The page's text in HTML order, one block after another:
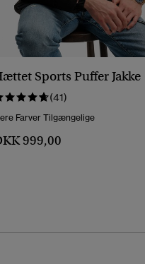
Sports Puffer Jakke
(41)
Farver Tilgængelige
999,00